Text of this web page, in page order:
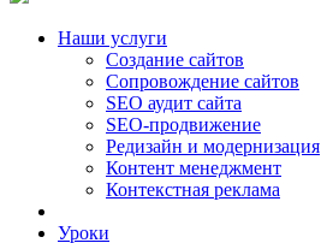
Наши услуги
Создание сайтов
Сопровождение сайтов
SEO аудит сайта
SEO-продвижение
Редизайн и модернизация
Контент менеджмент
Контекстная реклама
Уроки